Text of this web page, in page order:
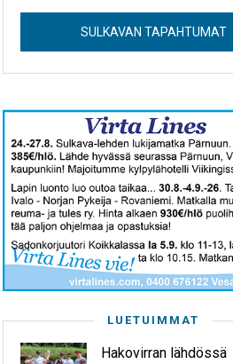
SULKAVAN TAPAHTUMAT
LUETUIMMAT
Hakovirran lähdössä